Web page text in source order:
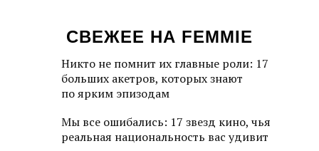
СВЕЖЕЕ НА FEMMIE
Никто не помнит их главные роли: 17
больших акетров, которых знают
по ярким эпизодам
Мы все ошибались: 17 звезд кино, чья
реальная национальность вас удивит